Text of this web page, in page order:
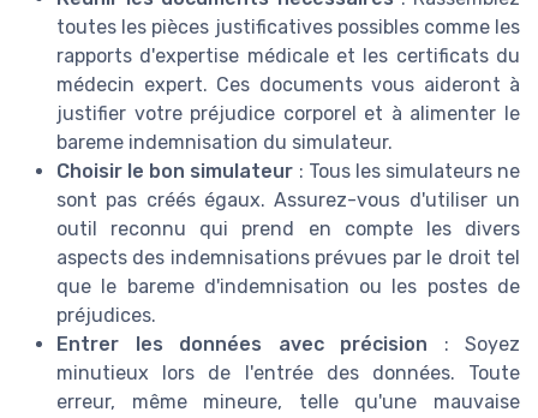
toutes les pièces justificatives possibles comme les
rapports d'expertise médicale et les certificats du
médecin expert. Ces documents vous aideront à
justifier votre préjudice corporel et à alimenter le
bareme indemnisation du simulateur.
Choisir le bon simulateur : Tous les simulateurs ne
sont pas créés égaux. Assurez-vous d'utiliser un
outil reconnu qui prend en compte les divers
aspects des indemnisations prévues par le droit tel
que le bareme d'indemnisation ou les postes de
préjudices.
Entrer les données avec précision : Soyez
minutieux lors de l'entrée des données. Toute
erreur, même mineure, telle qu'une mauvaise